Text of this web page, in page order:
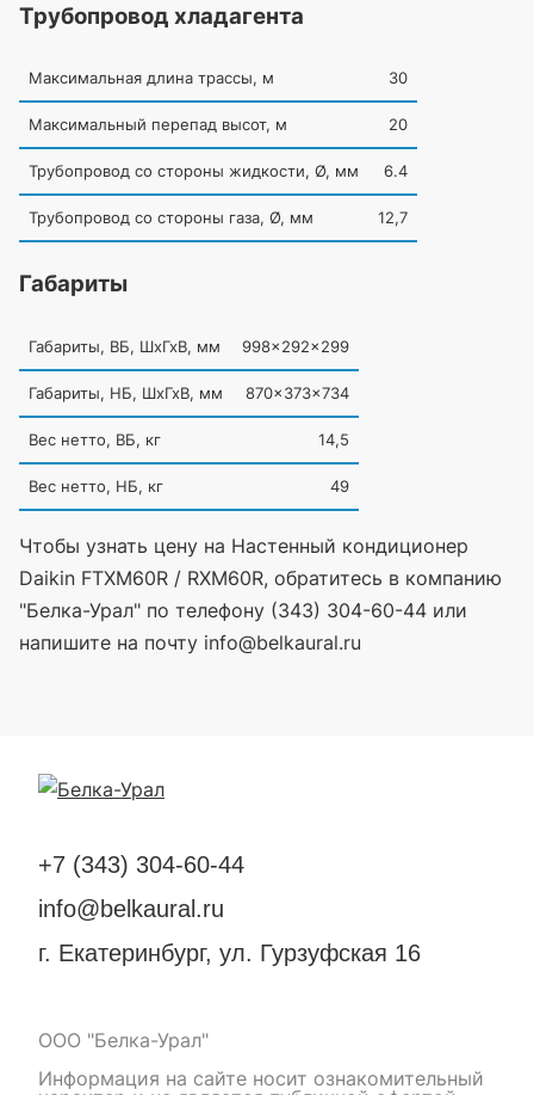
Трубопровод хладагента
Максимальная длина трассы, м 30
Максимальный перепад высот, м 20
Трубопровод со стороны жидкости, Ø, мм 6.4
Трубопровод со стороны газа, Ø, мм 12,7
Габариты
Габариты, ВБ, ШхГхВ, мм 998x292x299
Габариты, НБ, ШхГхВ, мм 870x373x734
Вес нетто, ВБ, кг 14,5
Вес нетто, НБ, кг 49
Чтобы узнать цену на Настенный кондиционер
Daikin FTXM60R / RXM60R, обратитесь в компанию
"Белка-Урал" по телефону (343) 304-60-44 или
напишите на почту info@belkaural.ru
+7 (343) 304-60-44
info@belkaural.ru
г. Екатеринбург, ул. Гурзуфская 16
ООО "Белка-Урал"
Информация на сайте носит ознакомительный